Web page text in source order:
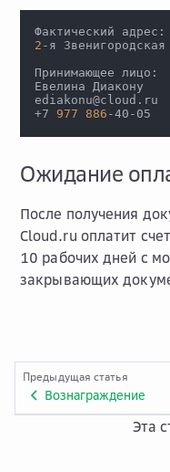
Фактический адрес:
2 -я
Принимающее лицо:
Евелина Диакону
ediakonu@cloud.ru
+7 977 886 -40-05
Ожидание
После получения
Cloud.ru оплатит
10 рабочих дней с
закрывающих
Предыдущая статья
Вознаграждение
Эта